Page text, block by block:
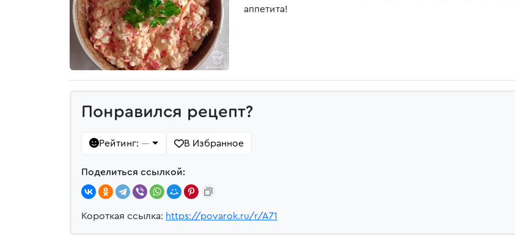
аппетита!
Понравился рецепт?
Рейтинг: — В Избранное
Поделиться ссылкой:
Короткая ссылка: https://povarok.ru/r/A71